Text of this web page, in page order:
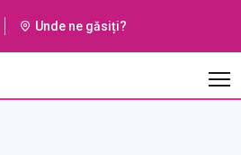
Unde ne găsiți?